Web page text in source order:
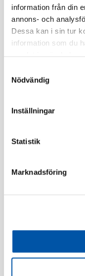
information från din
annons- och
Dessa kan i sin tur
information som du
Nödvändig
Inställningar
Statistik
Marknadsföring
Beskrivning
Specifikation
Elko
trapp inf snabb sv